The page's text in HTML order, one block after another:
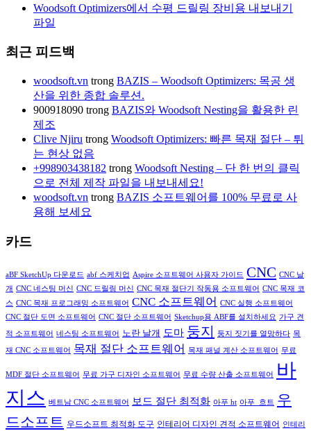
Woodsoft Optimizers에서 수평 드릴링 장비용 내보내기
파일
최근 피드백
woodsoft.vn trong BAZIS – Woodsoft Optimizers: 목공 생
산을 위한 종합 솔루션.
900918090 trong BAZIS와 Woodsoft Nesting을 활용한 린
제조
Clive Njiru trong Woodsoft Optimizers: 빠른 목재 절단 – 튀
는 현상 없음
+998903438182 trong Woodsoft Nesting – 단 한 번의 클릭
으로 전체 제작 파일을 내보내세요!
woodsoft.vn trong BAZIS 소프트웨어를 100% 무료로 사
용해 보세요
카드
aBF SketchUp 다운로드 abf 스케치업 Aspire 소프트웨어 사용자 가이드 CNC CNC 날
개 CNC 네스팅 머신 CNC 드릴링 머신 CNC 목재 절단기 작동용 소프트웨어 CNC 목재 코
스 CNC 목재 프로그래밍 소프트웨어 CNC 소프트웨어
CNC 실행 소프트웨어
CNC 절단 도면 소프트웨어 CNC 절단 소프트웨어 Sketchup용 ABF를 설치하세요 가구 견
적 소프트웨어 네스팅 소프트웨어 노란 날개 도마 둥지 둥지 짓기를 열망하다 목
재 CNC 소프트웨어 목재 절단 소프트웨어 목재 패널 계산 소프트웨어 무료
MDF 절단 소프트웨어 무료 가구 디자인 소프트웨어 무료 수량 산출 소프트웨어
바
지스 베트남 CNC 소프트웨어 보드 절단 최적화 아푸 ht 아푸_흐트
우
드소프트
우드소프트 최적화 도구 인테리어 디자인 견적 소프트웨어 인테리